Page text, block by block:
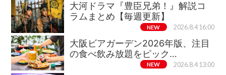
大河ドラマ『豊臣兄弟！』解説コ
ラムまとめ【毎週更新】
NEW 2026.8.4 16:00
大阪ビアガーデン2026年版、注目
の食べ飲み放題をピック…
NEW 2026.8.4 13:00